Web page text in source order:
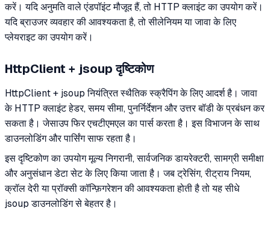
करें। यदि अनुमति वाले एंडपॉइंट मौजूद हैं, तो HTTP क्लाइंट का उपयोग करें।
यदि ब्राउजर व्यवहार की आवश्यकता है, तो सीलेनियम या जावा के लिए
प्लेयराइट का उपयोग करें।
HttpClient + jsoup दृष्टिकोण
HttpClient + jsoup नियंत्रित स्थैतिक स्क्रैपिंग के लिए आदर्श है। जावा
के HTTP क्लाइंट हेडर, समय सीमा, पुनर्निर्देशन और उत्तर बॉडी के प्रबंधन कर
सकता है। जेसाउप फिर एचटीएमएल का पार्स करता है। इस विभाजन के साथ
डाउनलोडिंग और पार्सिंग साफ रहता है।
इस दृष्टिकोण का उपयोग मूल्य निगरानी, सार्वजनिक डायरेक्टरी, सामग्री समीक्षा
और अनुसंधान डेटा सेट के लिए किया जाता है। जब ट्रेसिंग, रीट्राय नियम,
क्रॉल देरी या प्रॉक्सी कॉन्फ़िगरेशन की आवश्यकता होती है तो यह सीधे
jsoup डाउनलोडिंग से बेहतर है।